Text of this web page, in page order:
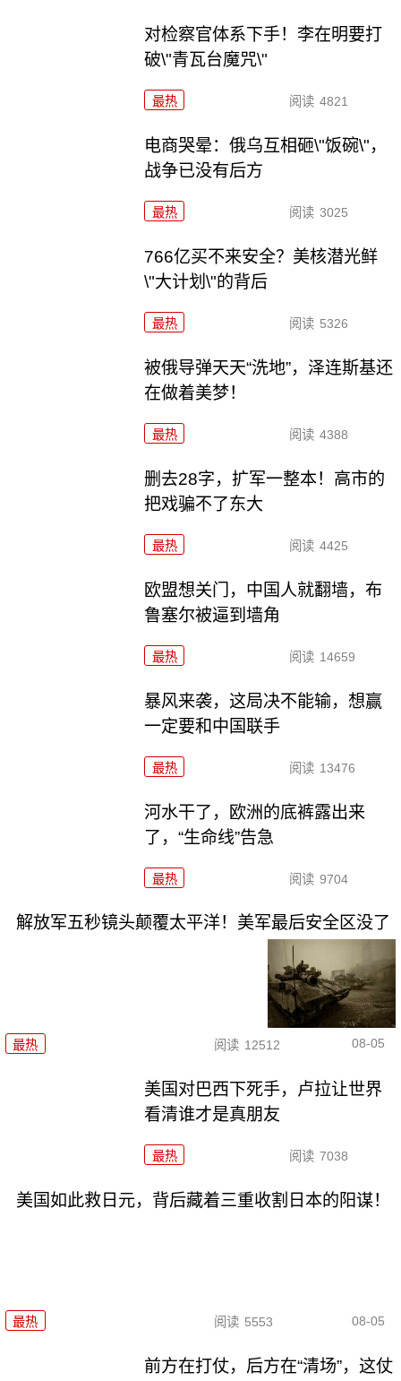
对检察官体系下手！李在明要打
破\"青瓦台魔咒\"
最热 阅读 4821
电商哭晕：俄乌互相砸\"饭碗\"，
战争已没有后方
最热 阅读 3025
766亿买不来安全？美核潜光鲜
\"大计划\"的背后
最热 阅读 5326
被俄导弹天天“洗地”，泽连斯基还
在做着美梦！
最热 阅读 4388
删去28字，扩军一整本！高市的
把戏骗不了东大
最热 阅读 4425
欧盟想关门，中国人就翻墙，布
鲁塞尔被逼到墙角
最热 阅读 14659
暴风来袭，这局决不能输，想赢
一定要和中国联手
最热 阅读 13476
河水干了，欧洲的底裤露出来
了，“生命线”告急
最热 阅读 9704
解放军五秒镜头颠覆太平洋！美军最后安全区没了
最热 阅读 12512 08-05
美国对巴西下死手，卢拉让世界
看清谁才是真朋友
最热 阅读 7038
美国如此救日元，背后藏着三重收割日本的阳谋！
最热 阅读 5553 08-05
前方在打仗，后方在“清场”，这仗